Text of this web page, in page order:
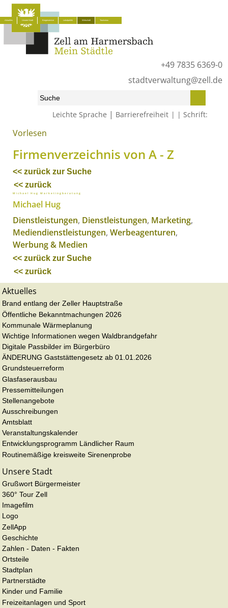
+49 7835 6369-0
stadtverwaltung@zell.de
Leichte Sprache | Barrierefreiheit Schrift:
Aktuelles Unsere Stadt Bürgerservice Lokalpolitik Wirtschaft Tourismus
Start» Wirtschaft» Firmenverzeichnis von A - Z
Vorlesen
Firmenverzeichnis von A - Z
<< zurück zur Suche
<< zurück
Michael Hug Marketingberatung
Michael Hug
Dienstleistungen, Dienstleistungen, Marketing,
Mediendienstleistungen, Werbeagenturen,
Werbung & Medien
<< zurück zur Suche
<< zurück
Aktuelles
Brand entlang der Zeller Hauptstraße
Öffentliche Bekanntmachungen 2026
Kommunale Wärmeplanung
Wichtige Informationen wegen Waldbrandgefahr
Digitale Passbilder im Bürgerbüro
ÄNDERUNG Gaststättengesetz ab 01.01.2026
Grundsteuerreform
Glasfaserausbau
Pressemitteilungen
Stellenangebote
Ausschreibungen
Amtsblatt
Veranstaltungskalender
Entwicklungsprogramm Ländlicher Raum
Routinemäßige kreisweite Sirenenprobe
Unsere Stadt
Grußwort Bürgermeister
360° Tour Zell
Imagefilm
Logo
ZellApp
Geschichte
Zahlen - Daten - Fakten
Ortsteile
Stadtplan
Partnerstädte
Kinder und Familie
Freizeitanlagen und Sport